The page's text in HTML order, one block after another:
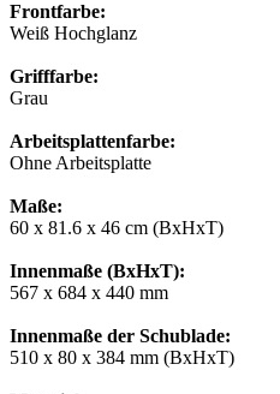
Frontfarbe:
Weiß Hochglanz
Grifffarbe:
Grau
Arbeitsplattenfarbe:
Ohne Arbeitsplatte
Maße:
60 x 81.6 x 46 cm (BxHxT)
Innenmaße (BxHxT):
567 x 684 x 440 mm
Innenmaße der Schublade:
510 x 80 x 384 mm (BxHxT)